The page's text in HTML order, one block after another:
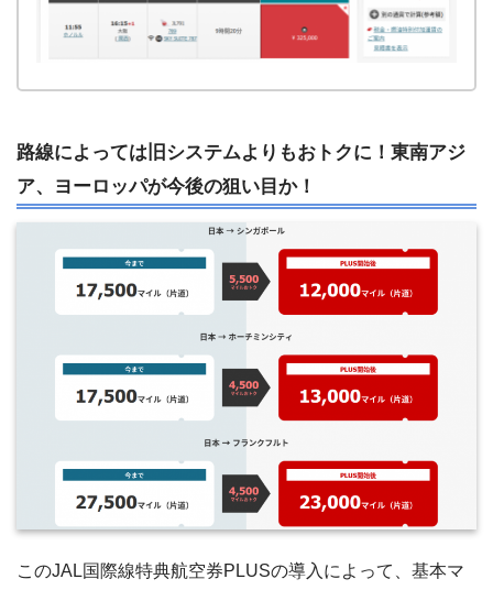
路線によっては旧システムよりもおトクに！東南アジ
ア、ヨーロッパが今後の狙い目か！
このJAL国際線特典航空券PLUSの導入によって、基本マ